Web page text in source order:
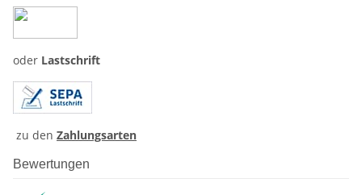
oder Lastschrift
zu den Zahlungsarten
Bewertungen